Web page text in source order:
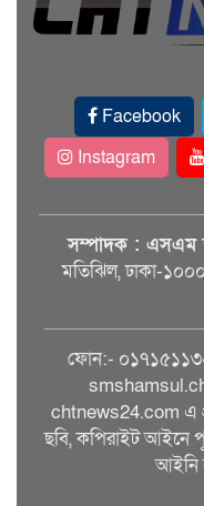
Facebook
Instagram
সম্পাদক : এসএম
মতিঝিল, ঢাকা-
ফোন:-
chtnews24.com এ
ছবি, কপিরাইট আইনে
আইনি